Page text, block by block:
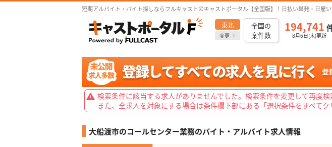
短期アルバイト・バイト探しならフルキャストのキャストポータル【全国版】！日払い単発・日雇
東北
変更
全国の
案件数
194,741
8月6日(木)更新
検索条件に該当する求人がありませんでした。検索条件を変更して再度検
また、全求人を対象にする場合は条件欄下部にある「選択条件をすべてク
大船渡市のコールセンター業務のバイト・アルバイト求人情報